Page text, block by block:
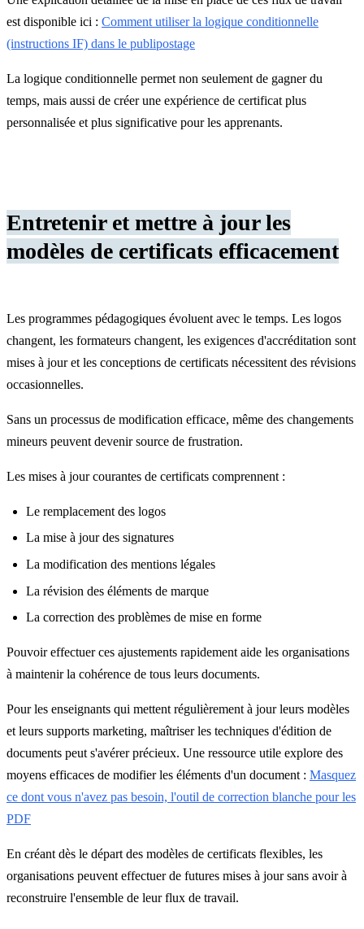
est disponible ici : Comment utiliser la logique conditionnelle
(instructions IF) dans le publipostage
La logique conditionnelle permet non seulement de gagner du
temps, mais aussi de créer une expérience de certificat plus
personnalisée et plus significative pour les apprenants.
Entretenir et mettre à jour les
modèles de certificats efficacement
Les programmes pédagogiques évoluent avec le temps. Les logos
changent, les formateurs changent, les exigences d'accréditation sont
mises à jour et les conceptions de certificats nécessitent des révisions
occasionnelles.
Sans un processus de modification efficace, même des changements
mineurs peuvent devenir source de frustration.
Les mises à jour courantes de certificats comprennent :
Le remplacement des logos
La mise à jour des signatures
La modification des mentions légales
La révision des éléments de marque
La correction des problèmes de mise en forme
Pouvoir effectuer ces ajustements rapidement aide les organisations
à maintenir la cohérence de tous leurs documents.
Pour les enseignants qui mettent régulièrement à jour leurs modèles
et leurs supports marketing, maîtriser les techniques d'édition de
documents peut s'avérer précieux. Une ressource utile explore des
moyens efficaces de modifier les éléments d'un document : Masquez
ce dont vous n'avez pas besoin, l'outil de correction blanche pour les
PDF
En créant dès le départ des modèles de certificats flexibles, les
organisations peuvent effectuer de futures mises à jour sans avoir à
reconstruire l'ensemble de leur flux de travail.